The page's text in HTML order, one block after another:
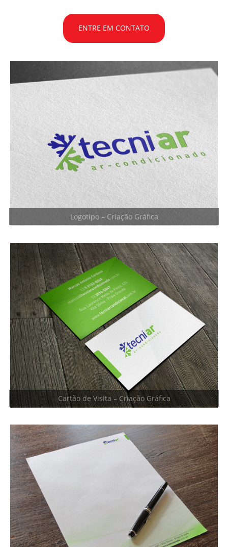
ENTRE EM CONTATO
Logotipo – Criação Gráfica
Cartão de Visita – Criação Gráfica